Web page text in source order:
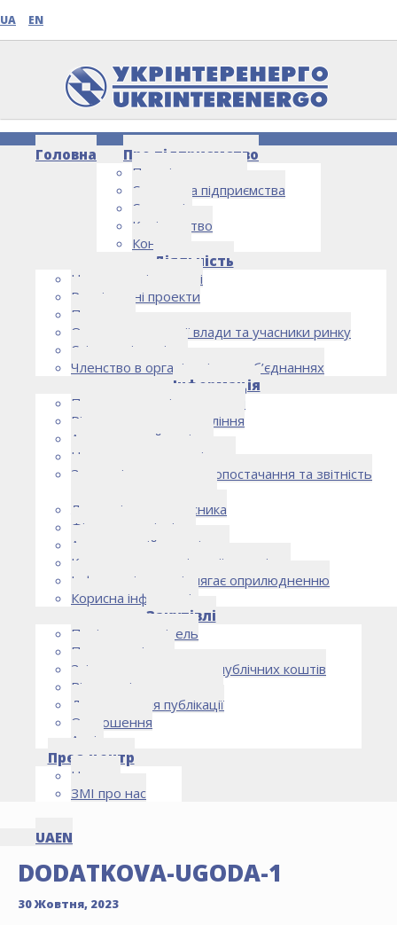
UA EN
Головна
Про підприємство
Про підприємство
Структура підприємства
Стратегія
Керівництво
Контакти
Діяльність
Напрямки діяльності
Реалізовані проекти
Партнери
Органи державної влади та учасники ринку
Спільна діяльність
Членство в організаціях та об’єднаннях
Інформація
Правоустановчі документи
Рішення органу управління
Аудиторський комітет
Нормативно-правові акти
Загальні умови електропостачання та звітність
Лист очікувань власника
Фінансова звітність
Антикорупційна політика
Кодекс етики та ділової поведінки
Інформація, що підлягає оприлюдненню
Корисна інформація
Закупівлі
Політика закупівель
План закупівель
Звіт про використання публічних коштів
Відомості про договори
Договори для публікації
Оголошення
Архів
Прес-центр
Новини
ЗМІ про нас
UAEN
НОВИНИ
DODATKOVA-UGODA-1
30 Жовтня, 2023